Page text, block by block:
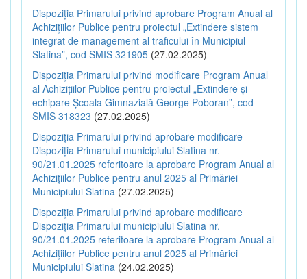
Dispoziția Primarului privind aprobare Program Anual al
Achizițiilor Publice pentru proiectul „Extindere sistem
integrat de management al traficului în Municipiul
Slatina”, cod SMIS 321905 (27.02.2025)
Dispoziția Primarului privind modificare Program Anual
al Achizițiilor Publice pentru proiectul „Extindere și
echipare Școala Gimnazială George Poboran”, cod
SMIS 318323 (27.02.2025)
Dispoziția Primarului privind aprobare modificare
Dispoziția Primarului municipiului Slatina nr.
90/21.01.2025 referitoare la aprobare Program Anual al
Achizițiilor Publice pentru anul 2025 al Primăriei
Municipiului Slatina (27.02.2025)
Dispoziția Primarului privind aprobare modificare
Dispoziția Primarului municipiului Slatina nr.
90/21.01.2025 referitoare la aprobare Program Anual al
Achizițiilor Publice pentru anul 2025 al Primăriei
Municipiului Slatina (24.02.2025)